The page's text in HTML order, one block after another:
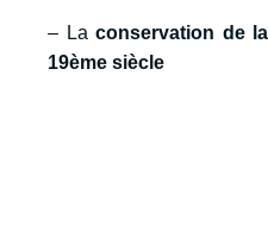
– Laconservation de
19ème siècle